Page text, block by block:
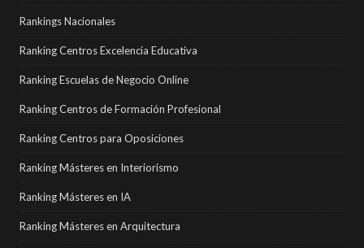
Rankings Nacionales
Ranking Centros Excelencia Educativa
Ranking Escuelas de Negocio Online
Ranking Centros de Formación Profesional
Ranking Centros para Oposiciones
Ranking Másteres en Interiorismo
Ranking Másteres en IA
Ranking Másteres en Arquitectura